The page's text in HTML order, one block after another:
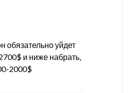
обязательно уйдет
и ниже набрать,
2000$